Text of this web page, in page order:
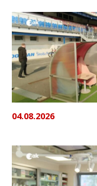
04.08.2026